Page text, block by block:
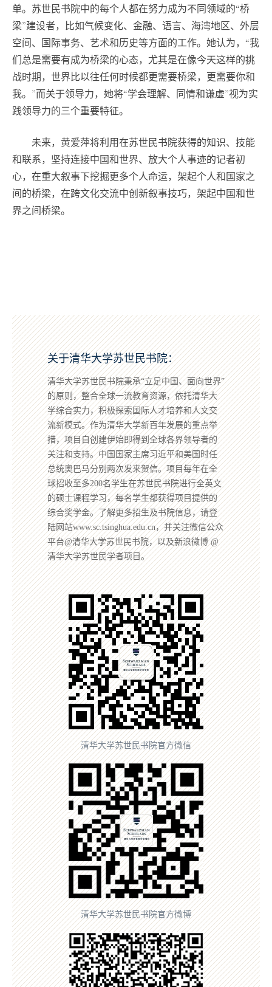
单。苏世民书院中的每个人都在努力成为不同领域的“桥
梁”建设者，比如气候变化、金融、语言、海湾地区、外层
空间、国际事务、艺术和历史等方面的工作。她认为，“我
们总是需要有成为桥梁的心态，尤其是在像今天这样的挑
战时期，世界比以往任何时候都更需要桥梁，更需要你和
我。”而关于领导力，她将“学会理解、同情和谦虚”视为实
践领导力的三个重要特征。
未来，黄爱萍将利用在苏世民书院获得的知识、技能
和联系，坚持连接中国和世界、放大个人事迹的记者初
心，在重大叙事下挖掘更多个人命运，架起个人和国家之
间的桥梁，在跨文化交流中创新叙事技巧，架起中国和世
界之间桥梁。
关于清华大学苏世民书院：
清华大学苏世民书院秉承“立足中国、面向世界”
的原则，整合全球一流教育资源，依托清华大
学综合实力，积极探索国际人才培养和人文交
流新模式。作为清华大学新百年发展的重点举
措，项目自创建伊始即得到全球各界领导者的
关注和支持。中国国家主席习近平和美国时任
总统奥巴马分别两次发来贺信。项目每年在全
球招收至多200名学生在苏世民书院进行全英文
的硕士课程学习，每名学生都获得项目提供的
综合奖学金。了解更多招生及书院信息，请登
陆网站www.sc.tsinghua.edu.cn，并关注微信公众
平台@清华大学苏世民书院，以及新浪微博 @
清华大学苏世民学者项目。
清华大学苏世民书院官方微信
清华大学苏世民书院官方微博